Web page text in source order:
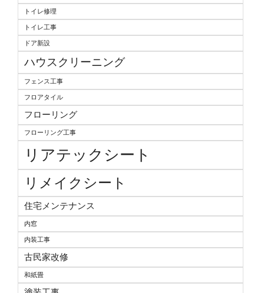
トイレ修理
トイレ工事
ドア新設
ハウスクリーニング
フェンス工事
フロアタイル
フローリング
フローリング工事
リアテックシート
リメイクシート
住宅メンテナンス
内窓
内装工事
古民家改修
和紙畳